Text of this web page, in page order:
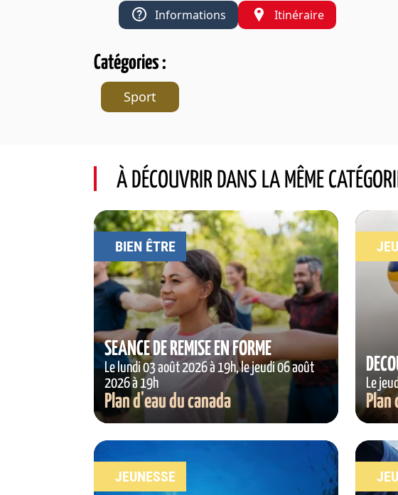
Catégories :
Sport
Informations Itinéraire
À DÉCOUVRIR DANS LA MÊME
BIEN ÊTRE
SÉANCE DE REMISE EN FORME
Le lundi 03 août 2026 à 19h, le jeudi 06 août
2026 à 19h
Plan d'eau du canada
Le
Plan
JEUNESSE